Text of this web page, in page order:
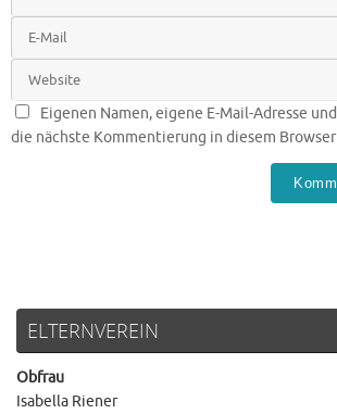
Eigenen Namen, eigene E-Mail-Adresse
die nächste Kommentierung in diesem
ELTERNVEREIN
Obfrau
Isabella Riener